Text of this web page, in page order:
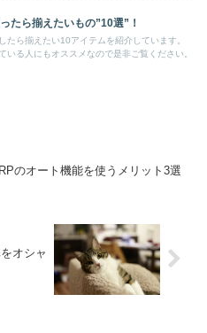
たら揃えたいもの”10選”！
たら揃えたい10アイテムを紹介しています。
いる人にもオススメなので是非ご覧ください。
のオート機能を使うメリット3選
オシャ